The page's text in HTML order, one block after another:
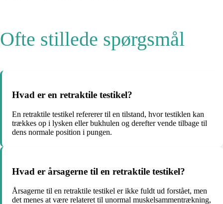
Ofte stillede spørgsmål
Hvad er en retraktile testikel?
En retraktile testikel refererer til en tilstand, hvor testiklen kan
trækkes op i lysken eller bukhulen og derefter vende tilbage til
dens normale position i pungen.
Hvad er årsagerne til en retraktile testikel?
Årsagerne til en retraktile testikel er ikke fuldt ud forstået, men
det menes at være relateret til unormal muskelsammentrækning,